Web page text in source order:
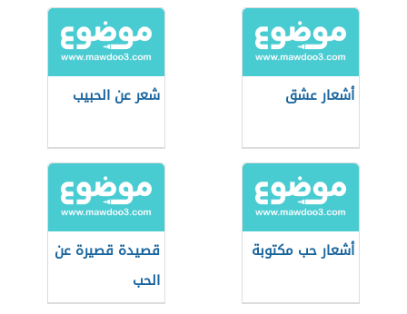
أشعار عشق شعر عن الحبيب
أشعار حب مكتوبة
قصيدة قصيرة عن
الحب